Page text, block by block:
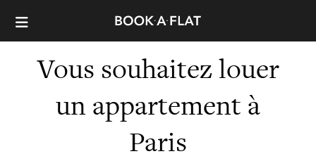
Vous souhaitez louer
un appartement à
Paris